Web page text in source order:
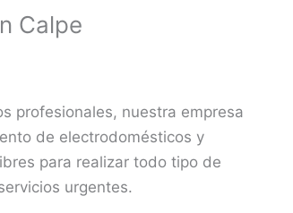
Calpe
profesionales, nuestra empresa
de electrodomésticos y
para realizar todo tipo de
urgentes.